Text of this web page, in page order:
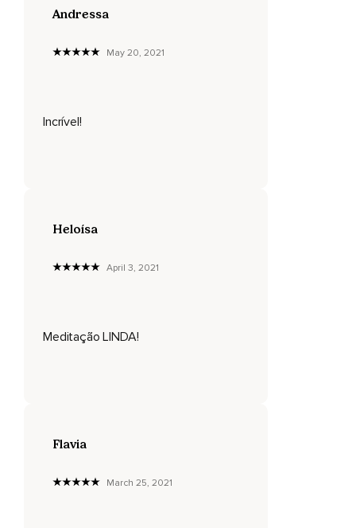
Sempre que você quiser saberá exatamente onde
Volte ao momento presente,
Namastê.
Andressa
May 20, 2021
Incrível!
Heloísa
April 3, 2021
Meditação LINDA!
Flavia
March 25, 2021